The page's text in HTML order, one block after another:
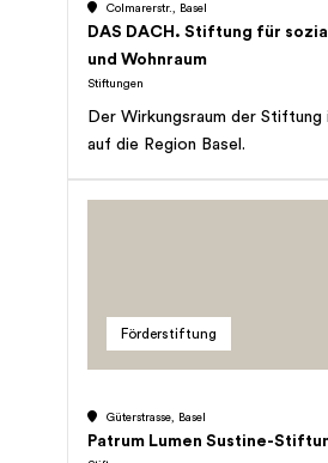
Erwerbs- noch
Colmarerstr., Basel
DAS DACH. Stiftung für
und Wohnraum
Stiftungen
Der Wirkungsraum der
auf die Region Basel.
Förderstiftung
Güterstrasse, Basel
Patrum Lumen Sustine-